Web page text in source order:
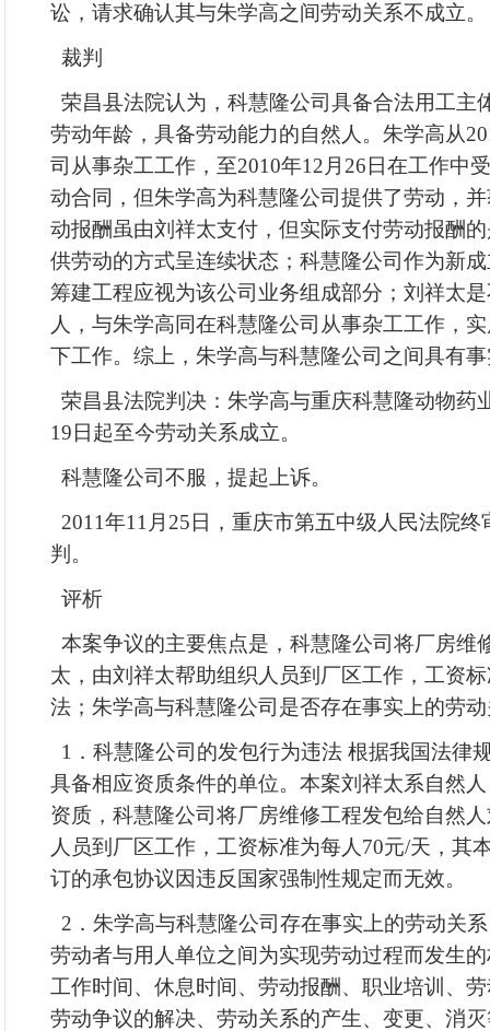
讼，请求确认其与朱学高之间劳动关系不成立。
裁判
荣昌县法院认为，科慧隆公司具备合法用工主
劳动年龄，具备劳动能力的自然人。朱学高从
司从事杂工工作，至2010年12月26日在工作中
动合同，但朱学高为科慧隆公司提供了劳动，
动报酬虽由刘祥太支付，但实际支付劳动报酬
供劳动的方式呈连续状态；科慧隆公司作为新
筹建工程应视为该公司业务组成部分；刘祥太
人，与朱学高同在科慧隆公司从事杂工工作，
下工作。综上，朱学高与科慧隆公司之间具有
荣昌县法院判决：朱学高与重庆科慧隆动物药
19日起至今劳动关系成立。
科慧隆公司不服，提起上诉。
2011年11月25日，重庆市第五中级人民法院
判。
评析
本案争议的主要焦点是，科慧隆公司将厂房维
太，由刘祥太帮助组织人员到厂区工作，工资
法；朱学高与科慧隆公司是否存在事实上的劳
1．科慧隆公司的发包行为违法 根据我国法律
具备相应资质条件的单位。本案刘祥太系自然
资质，科慧隆公司将厂房维修工程发包给自然
人员到厂区工作，工资标准为每人70元/天，其
订的承包协议因违反国家强制性规定而无效。
2．朱学高与科慧隆公司存在事实上的劳动关
劳动者与用人单位之间为实现劳动过程而发生
工作时间、休息时间、劳动报酬、职业培训、
劳动争议的解决、劳动关系的产生、变更、消